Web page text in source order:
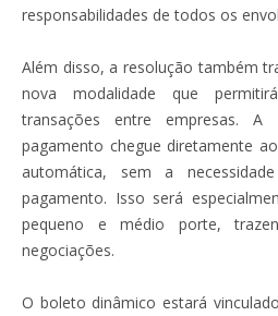
responsabilidades de todos os
Além disso, a resolução também
nova modalidade que
transações entre empresas.
pagamento chegue diretamente
automática, sem a
pagamento. Isso será
pequeno e médio porte,
negociações.
O boleto dinâmico estará